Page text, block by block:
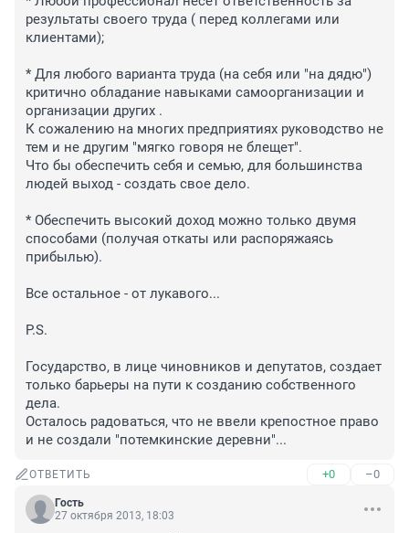
результаты своего труда ( перед коллегами или
клиентами);
* Для любого варианта труда (на себя или "на дядю")
критично обладание навыками самоорганизации и
организации других .
К сожалению на многих предприятиях руководство не
тем и не другим "мягко говоря не блещет".
Что бы обеспечить себя и семью, для большинства
людей выход - создать свое дело.
* Обеспечить высокий доход можно только двумя
способами (получая откаты или распоряжаясь
прибылью).
Все остальное - от лукавого...
P.S.
Государство, в лице чиновников и депутатов, создает
только барьеры на пути к созданию собственного
дела.
Осталось радоваться, что не ввели крепостное право
и не создали "потемкинские деревни"...
ОТВЕТИТЬ +0 –0
Гость
27 октября 2013, 18:03